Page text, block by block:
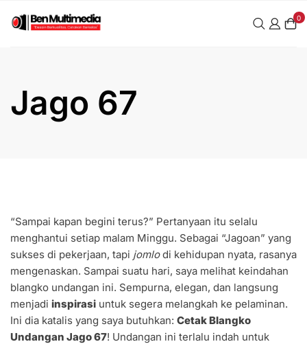
0
Jago 67
“Sampai kapan begini terus?” Pertanyaan itu selalu
menghantui setiap malam Minggu. Sebagai “Jagoan” yang
sukses di pekerjaan, tapi jomlodi kehidupan nyata, rasanya
mengenaskan. Sampai suatu hari, saya melihat keindahan
blangko undangan ini. Sempurna, elegan, dan langsung
menjadi inspirasi untuk segera melangkah ke pelaminan.
Ini dia katalis yang saya butuhkan: Cetak Blangko
Undangan Jago 67! Undangan ini terlalu indah untuk